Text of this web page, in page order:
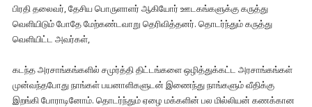
பிரதி தலைவர், தேசிய பொருளாளர் ஆகியோர் ஊடகங்களுக்கு கருத்து
வெளியிடும் போதே மேற்கண்டவாறு தெரிவித்தனர். தொடர்ந்தும் கருத்து
வெளியிட்ட அவர்கள்,
கடந்த அரசாங்கங்களில் சமுர்த்தி திட்டங்களை ஒழித்துக்கட்ட அரசாங்கங்கள்
முன்வந்தபோது நாங்கள் பயனாளிகளுடன் இணைந்து நாங்களும் வீதிக்கு
இறங்கி போராடினோம். தொடர்ந்தும் ஏழை மக்களின் பல மில்லியன் கணக்கான